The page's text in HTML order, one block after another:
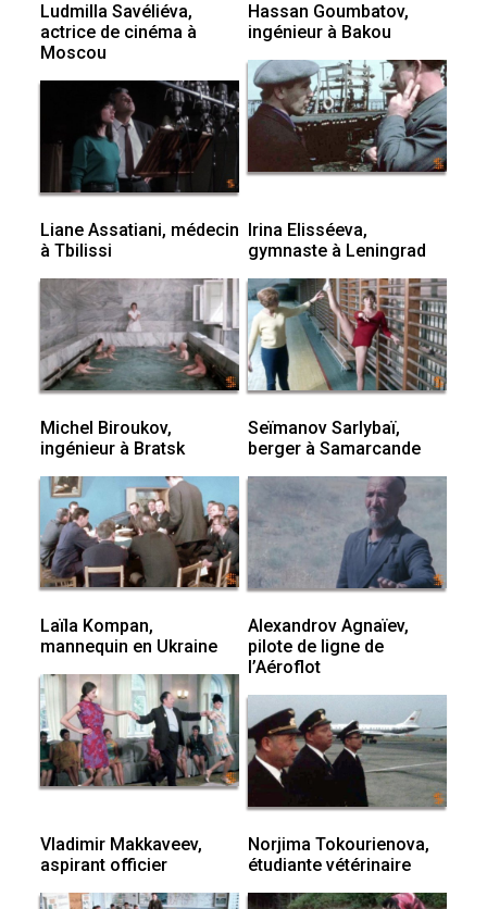
Ludmilla Savéliéva,
actrice de cinéma à
Moscou
Hassan Goumbatov,
ingénieur à Bakou
Liane Assatiani, médecin
à Tbilissi
Irina Elisséeva,
gymnaste à Leningrad
Michel Biroukov,
ingénieur à Bratsk
Seïmanov Sarlybaï,
berger à Samarcande
Laïla Kompan,
mannequin en Ukraine
Alexandrov Agnaïev,
pilote de ligne de
l’Aéroflot
Vladimir Makkaveev,
aspirant officier
Norjima Tokourienova,
étudiante vétérinaire